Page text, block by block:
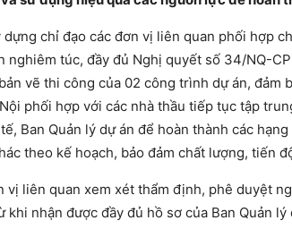
chỉ đạo các đơn vị liên quan phối hợp
nghiêm túc, đầy đủ Nghị quyết số 34/NQ-
vẽ thi công của 02 công trình dự án, đảm
phối hợp với các nhà thầu tiếp tục tập
Ban Quản lý dự án để hoàn thành các
theo kế hoạch, bảo đảm chất lượng, tiến
vị liên quan xem xét thẩm định, phê duyệt
khi nhận được đầy đủ hồ sơ của Ban Quản